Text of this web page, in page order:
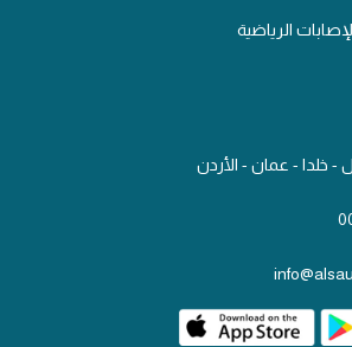
الرياضية
خلدا - عمان - الأردن